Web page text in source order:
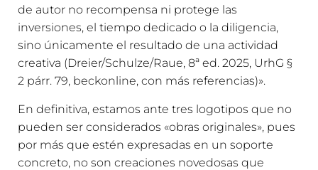
de autor no recompensa ni protege las
inversiones, el tiempo dedicado o la diligencia,
sino únicamente el resultado de una actividad
creativa (Dreier/Schulze/Raue, 8ª ed. 2025, UrhG §
2 párr. 79, beckonline, con más referencias)».
En definitiva, estamos ante tres logotipos que no
pueden ser considerados «obras originales», pues
por más que estén expresadas en un soporte
concreto, no son creaciones novedosas que